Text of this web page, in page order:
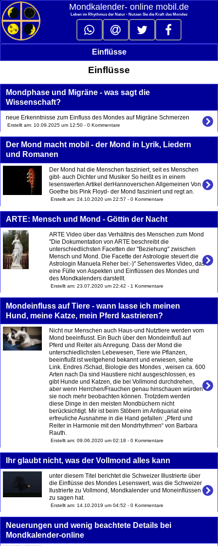
Mondkalender‑ online mobil.de
Leben im Rhythmus der Natur - Nutzen Sie die Kraft des Mondes
Einflüsse
Einflüsse
Mondphase und Migräne - was sagt die
Wissenschaft?
neue Erkenntnisse zum Einfluss des Mondes auf Migräne Schmerzen
Erstellt am: 10.09.2025 um 12:50 - 0 Kommentare
Der Mond macht mobil - der Mond in Lyrik, Liedern
und Romanen
Der Mond hat die Menschen fasziniert, seit es Menschen
gibt- auch Dichter und Musiker So heißt es in einem
lesenswerten Artikel derHannoverschen Allgemeinen Von
Goethe bis Pink Floyd- der Mond fasziniert und regt an.
Erstellt am: 24.10.2020 um 22:57 - 0 Kommentare
ARTE: Mensch und Mond - Göttin der Nacht
ARTE Video über das Verhältnis des Menschen zum Mond
"Die Dokumentation von ARTE beschreibt die
unterschiedlichsten Facetten der "Beziehung" zwischen
Mensch und Mond. Die Facette der Astrologie steuert die
Astrologin Manuela Reher bei:-)" Sehenswertes Video, das
eine Fülle von Aspekten und Einflüssen des Mondes und
des Mondkalenders darstellt.
Erstellt am: 23.07.2020 um 22:42 - 1 Kommentare
Mondeinfluss auf Tiere - wann lasse ich meinen
Hund, meine Katze, mein Pferd kastrieren?
Nicht nur Menschen auch Haus-und Nutztiere werden vom
Mond beeinflusst. Ein Buch über den Mondeinfluß auf
Pferd und Reiter als Anregung. Dass der Mond die
unterschiedlichsten Lebewesen, Tiere wie Pflanzen,
beeinflußt ist weitgehend bekannt und erwiesen, siehe
Link. Endres /Schad, Biologie des Mondes , weisen ca. 600
Arten nach Da sind Haustiere nicht ausgeschlossen, es
gibt Hunde und Katzen, die bei Vollmond durchdrehen,
aber wenn Herrchen/Frauchen genau hinschauen würden
sie noch mehr beobachten können. Trotzdem werden
diese Dinge in den meisten Mondbüchern nicht
berücksichtigt. Mir ist beim Stöbern im Antiquariat eine
erfreuliche Ausnahme in die Hand gefallen: „Pferd und
Reiter in Harmonie mit den Mondrhythmen“ von Barbara
Rauth.
Erstellt am: 09.06.2020 um 02:18 - 0 Kommentare
Ihr glaubt nicht, was der Vollmond alles kann
unter diesem Titel berichtet die Schweizer Illustrierte über
die Einflüsse des Mondes Lesenswert, was die Schweizer
Ilustrierte zu Vollmond, Mondkalender und Moneinflüssen
zu sagen hat.
Erstellt am: 14.10.2019 um 04:52 - 0 Kommentare
Neuerungen und wenig beachtete Details bei
Mondkalender-online